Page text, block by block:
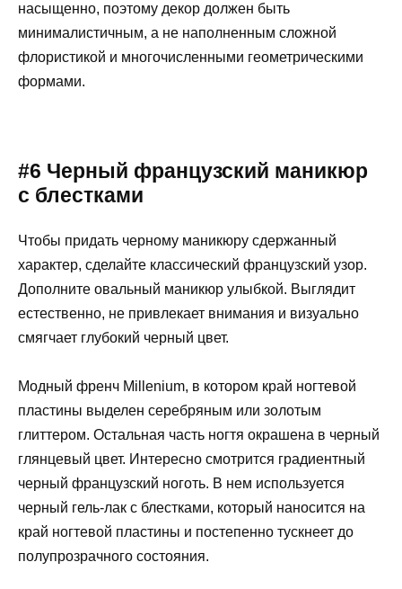
насыщенно, поэтому декор должен быть
минималистичным, а не наполненным сложной
флористикой и многочисленными геометрическими
формами.
#6 Черный французский маникюр
с блестками
Чтобы придать черному маникюру сдержанный
характер, сделайте классический французский узор.
Дополните овальный маникюр улыбкой. Выглядит
естественно, не привлекает внимания и визуально
смягчает глубокий черный цвет.
Модный френч Millenium, в котором край ногтевой
пластины выделен серебряным или золотым
глиттером. Остальная часть ногтя окрашена в черный
глянцевый цвет. Интересно смотрится градиентный
черный французский ноготь. В нем используется
черный гель-лак с блестками, который наносится на
край ногтевой пластины и постепенно тускнеет до
полупрозрачного состояния.